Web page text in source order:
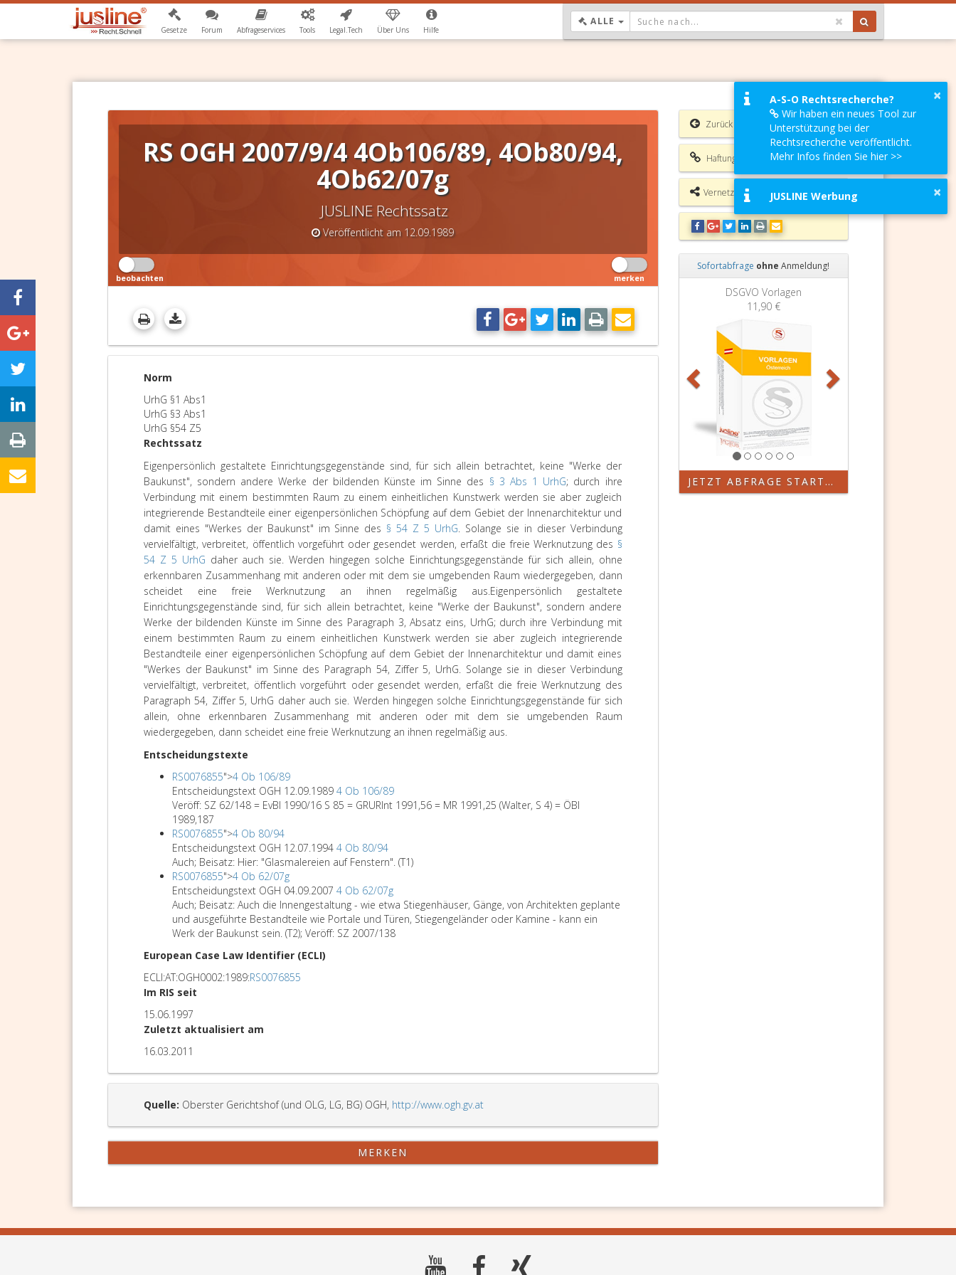
Gesetze Forum Abfrageservices Tools Legal.Tech Über Uns Hilfe
ALLE DROPDOWN: GEWÄHLTER WERT IST ALLE
RS OGH 2007/9/4 4Ob106/89, 4Ob80/94,
4Ob62/07g
JUSLINE Rechtssatz
Veröffentlicht am 12.09.1989
beobachten merken
Norm
UrhG §1 Abs1
UrhG §3 Abs1
UrhG §54 Z5
Rechtssatz
Eigenpersönlich gestaltete Einrichtungsgegenstände sind, für sich allein betrachtet, keine "Werke der
Baukunst", sondern andere Werke der bildenden Künste im Sinne des § 3 Abs 1 UrhG; durch ihre
Verbindung mit einem bestimmten Raum zu einem einheitlichen Kunstwerk werden sie aber zugleich
integrierende Bestandteile einer eigenpersönlichen Schöpfung auf dem Gebiet der Innenarchitektur und
damit eines "Werkes der Baukunst" im Sinne des § 54 Z 5 UrhG. Solange sie in dieser Verbindung
vervielfältigt, verbreitet, öffentlich vorgeführt oder gesendet werden, erfaßt die freie Werknutzung des §
54 Z 5 UrhG daher auch sie. Werden hingegen solche Einrichtungsgegenstände für sich allein, ohne
erkennbaren Zusammenhang mit anderen oder mit dem sie umgebenden Raum wiedergegeben, dann
scheidet eine freie Werknutzung an ihnen regelmäßig aus.Eigenpersönlich gestaltete
Einrichtungsgegenstände sind, für sich allein betrachtet, keine "Werke der Baukunst", sondern andere
Werke der bildenden Künste im Sinne des Paragraph 3, Absatz eins, UrhG; durch ihre Verbindung mit
einem bestimmten Raum zu einem einheitlichen Kunstwerk werden sie aber zugleich integrierende
Bestandteile einer eigenpersönlichen Schöpfung auf dem Gebiet der Innenarchitektur und damit eines
"Werkes der Baukunst" im Sinne des Paragraph 54, Ziffer 5, UrhG. Solange sie in dieser Verbindung
vervielfältigt, verbreitet, öffentlich vorgeführt oder gesendet werden, erfaßt die freie Werknutzung des
Paragraph 54, Ziffer 5, UrhG daher auch sie. Werden hingegen solche Einrichtungsgegenstände für sich
allein, ohne erkennbaren Zusammenhang mit anderen oder mit dem sie umgebenden Raum
wiedergegeben, dann scheidet eine freie Werknutzung an ihnen regelmäßig aus.
Entscheidungstexte
RS0076855">4 Ob 106/89
Entscheidungstext OGH 12.09.1989 4 Ob 106/89
Veröff: SZ 62/148 = EvBl 1990/16 S 85 = GRURInt 1991,56 = MR 1991,25 (Walter, S 4) = ÖBl
1989,187
RS0076855">4 Ob 80/94
Entscheidungstext OGH 12.07.1994 4 Ob 80/94
Auch; Beisatz: Hier: "Glasmalereien auf Fenstern". (T1)
RS0076855">4 Ob 62/07g
Entscheidungstext OGH 04.09.2007 4 Ob 62/07g
Auch; Beisatz: Auch die Innengestaltung - wie etwa Stiegenhäuser, Gänge, von Architekten geplante
und ausgeführte Bestandteile wie Portale und Türen, Stiegengeländer oder Kamine - kann ein
Werk der Baukunst sein. (T2); Veröff: SZ 2007/138
European Case Law Identifier (ECLI)
ECLI:AT:OGH0002:1989:RS0076855
Im RIS seit
15.06.1997
Zuletzt aktualisiert am
16.03.2011
Quelle: Oberster Gerichtshof (und OLG, LG, BG) OGH, http://www.ogh.gv.at
MERKEN
Zurück
Haftungsausschluss
Vernetzungsmöglichkeiten
Sofortabfrage ohne Anmeldung!
DSGVO Vorlagen
11,90 €
Zurück
JETZT ABFRAGE STARTEN
×
A-S-O Rechtsrecherche?
Wir haben ein neues Tool zur
Unterstützung bei der
Rechtsrecherche veröffentlicht.
Mehr Infos finden Sie hier >>
×
JUSLINE Werbung